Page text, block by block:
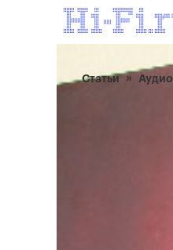
Статьи Аудио